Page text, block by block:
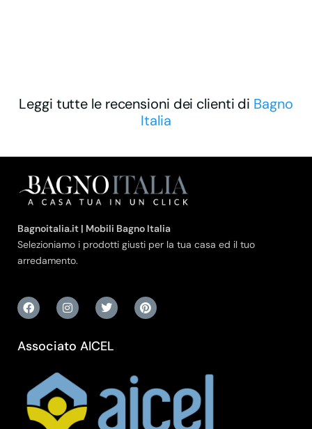
Leggi tutte le recensioni dei clienti di Bagno
Italia
Bagnoitalia.it | Mobili Bagno Italia
Selezioniamo i prodotti giusti per la tua casa ed il tuo
arredamento.
Associato AICEL